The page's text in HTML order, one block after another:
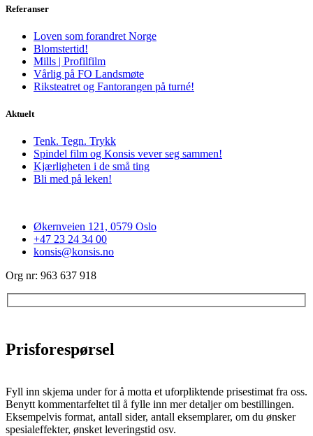
Referanser
Loven som forandret Norge
Blomstertid!
Mills | Profilfilm
Vårlig på FO Landsmøte
Riksteatret og Fantorangen på turné!
Aktuelt
Tenk. Tegn. Trykk
Spindel film og Konsis vever seg sammen!
Kjærligheten i de små ting
Bli med på leken!
Økernveien 121, 0579 Oslo
+47 23 24 34 00
konsis@konsis.no
Org nr: 963 637 918
Prisforespørsel
Fyll inn skjema under for å motta et uforpliktende prisestimat fra oss.
Benytt kommentarfeltet til å fylle inn mer detaljer om bestillingen.
Eksempelvis format, antall sider, antall eksemplarer, om du ønsker
spesialeffekter, ønsket leveringstid osv.